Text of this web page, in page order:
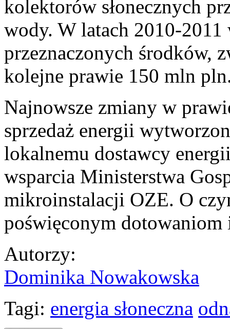
kolektorów słonecznych
wody. W latach 2010-2011
przeznaczonych środków,
kolejne prawie 150 mln
Najnowsze zmiany w
sprzedaż energii
lokalnemu dostawcy
wsparcia Ministerstwa
mikroinstalacji OZE. O
poświęconym
Autorzy:
Dominika Nowakowska
Tagi: energia słoneczna